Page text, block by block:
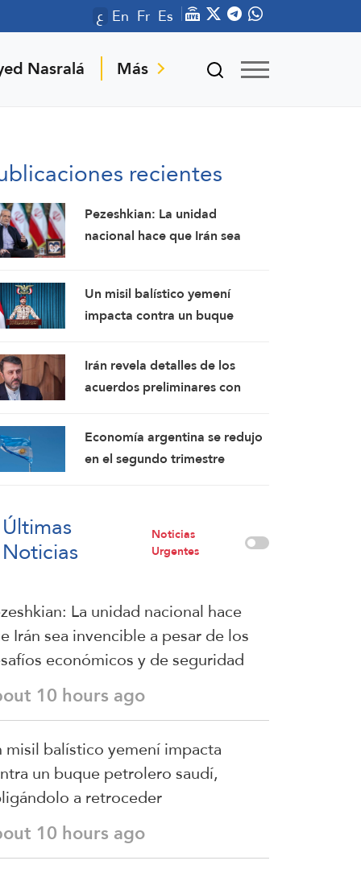
ع En Fr Es
Nasralá Más
recientes
Pezeshkian: La unidad
nacional hace que Irán sea
seguridad
Un misil balístico yemení
impacta contra un buque
retroceder
Irán revela detalles de los
acuerdos preliminares con
mensajes estadounidenses
indican su disposición a
retomar sus compromisos
Economía argentina se redujo
en el segundo trimestre
Últimas
Noticias
Noticias
Urgentes
La unidad nacional hace
Irán sea invencible a pesar de los
económicos y de seguridad
10 hours ago
misil balístico yemení impacta
un buque petrolero saudí,
a retroceder
10 hours ago